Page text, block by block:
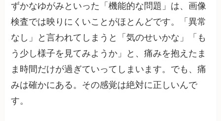
ずかなゆがみといった「機能的な問題」は、画像
検査では映りにくいことがほとんどです。「異常
なし」と言われてしまうと「気のせいかな」「も
う少し様子を見てみようか」と、痛みを抱えたま
ま時間だけが過ぎていってしまいます。でも、痛
みは確かにある。その感覚は絶対に正しいんで
す。